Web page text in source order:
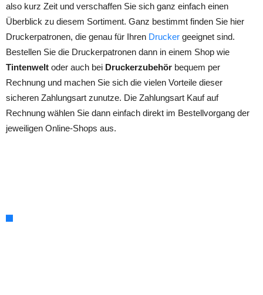
also kurz Zeit und verschaffen Sie sich ganz einfach einen
Überblick zu diesem Sortiment. Ganz bestimmt finden Sie hier
Druckerpatronen, die genau für Ihren Drucker geeignet sind.
Bestellen Sie die Druckerpatronen dann in einem Shop wie
Tintenwelt oder auch bei Druckerzubehör bequem per
Rechnung und machen Sie sich die vielen Vorteile dieser
sicheren Zahlungsart zunutze. Die Zahlungsart Kauf auf
Rechnung wählen Sie dann einfach direkt im Bestellvorgang der
jeweiligen Online-Shops aus.